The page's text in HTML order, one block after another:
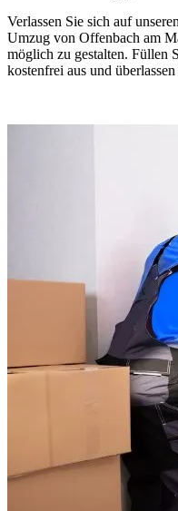
Verlassen Sie sich auf
Umzug von Offenbach am
möglich zu gestalten. Füllen
kostenfrei aus und